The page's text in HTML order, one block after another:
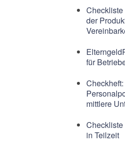
Checkliste
der
für
mittlere
Checkliste
in Teilzeit